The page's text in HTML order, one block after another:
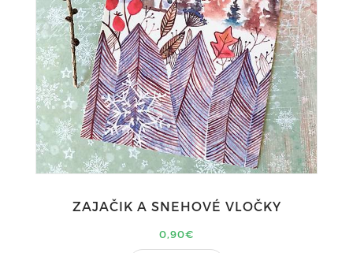
ZAJAČIK A SNEHOVÉ VLOČKY
0,90€